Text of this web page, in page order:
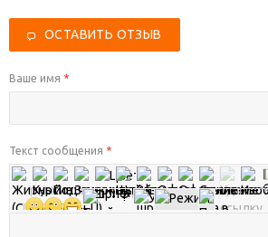
ОСТАВИТЬ ОТЗЫВ
Ваше имя *
Текст сообщения *